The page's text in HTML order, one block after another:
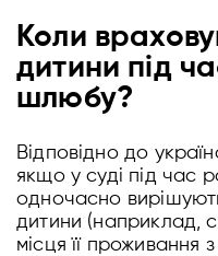
Коли
дитини під
шлюбу?
Відповідно до
якщо у суді під час
одночасно
дитини (наприклад,
місця її проживання